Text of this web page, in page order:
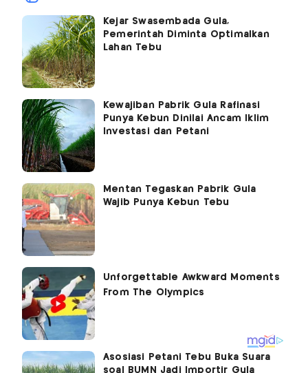
Kejar Swasembada Gula,
Pemerintah Diminta Optimalkan
Lahan Tebu
Kewajiban Pabrik Gula Rafinasi
Punya Kebun Dinilai Ancam Iklim
Investasi dan Petani
Mentan Tegaskan Pabrik Gula
Wajib Punya Kebun Tebu
Asosiasi Petani Tebu Buka Suara
soal BUMN Jadi Importir Gula